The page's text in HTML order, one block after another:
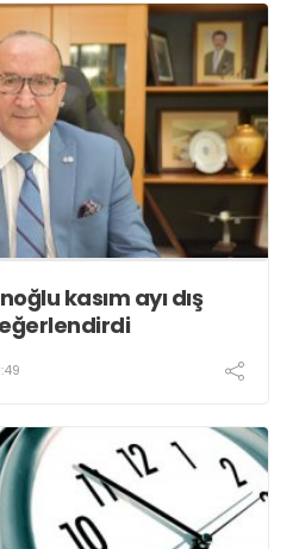
kasım ayı dış